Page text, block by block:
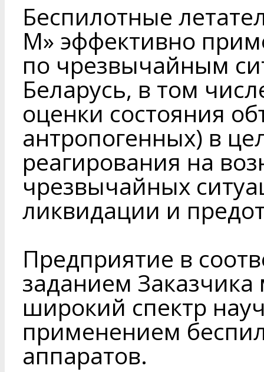
Беспилотные
М» эффективно
по чрезвычайным
Беларусь, в том
оценки состояния
антропогенных) в
реагирования на
чрезвычайных
ликвидации и
Предприятие в
заданием
широкий спектр
применением
аппаратов.